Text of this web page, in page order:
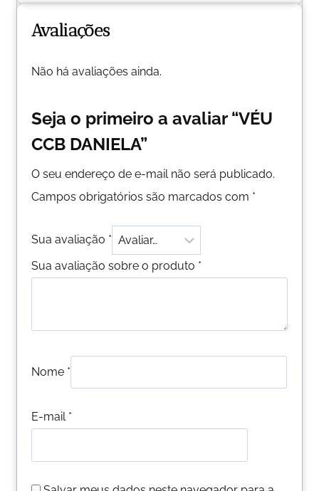
Avaliações
Não há avaliações ainda.
Seja o primeiro a avaliar “VÉU
CCB DANIELA”
O seu endereço de e-mail não será publicado.
Campos obrigatórios são marcados com *
Sua avaliação *
Sua avaliação sobre o produto *
Nome *
E-mail *